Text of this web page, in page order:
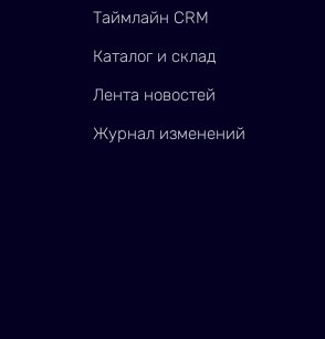
Таймлайн CRM
Каталог и склад
Лента новостей
Журнал изменений